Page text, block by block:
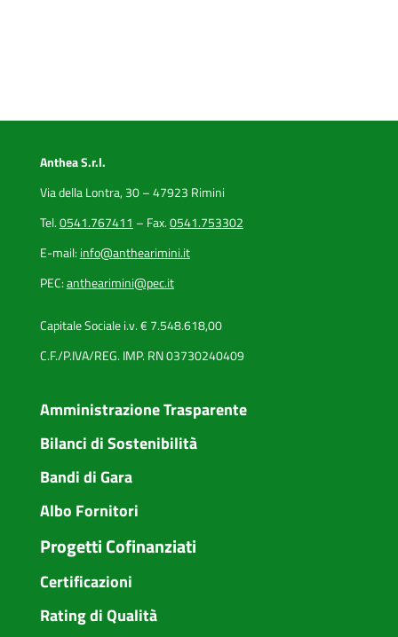
Anthea S.r.l.
Via della Lontra, 30 – 47923 Rimini
Tel.0541.767411 – Fax.0541.753302
E-mail: info@anthearimini.it
PEC:anthearimini@pec.it
Capitale Sociale i.v. € 7.548.618,00
C.F./P.IVA/REG. IMP. RN 03730240409
Amministrazione Trasparente
Bilanci di Sostenibilità
Bandi di Gara
Albo Fornitori
Progetti Cofinanziati
Certificazioni
Rating di Qualità